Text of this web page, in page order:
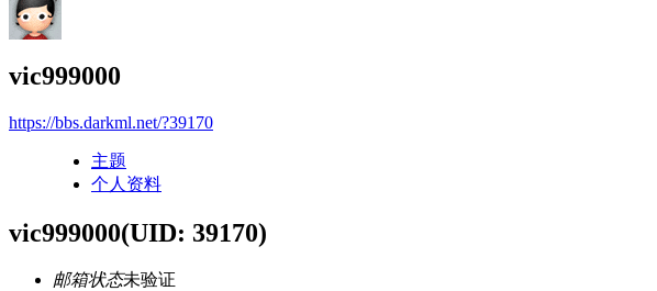
vic999000
https://bbs.darkml.net/?39170
主题
个人资料
vic999000(UID: 39170)
邮箱状态未验证